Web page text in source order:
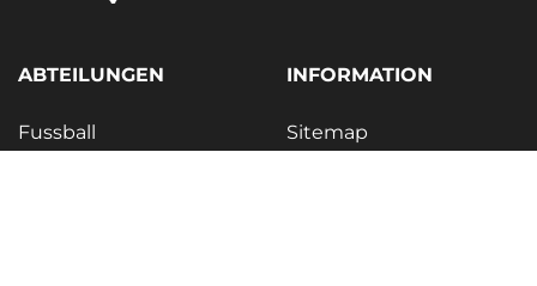
ABTEILUNGEN
Fussball
INFORMATION
Sitemap